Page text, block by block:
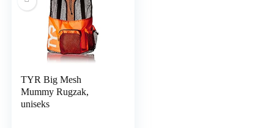
TYR Big Mesh
Mummy Rugzak,
uniseks